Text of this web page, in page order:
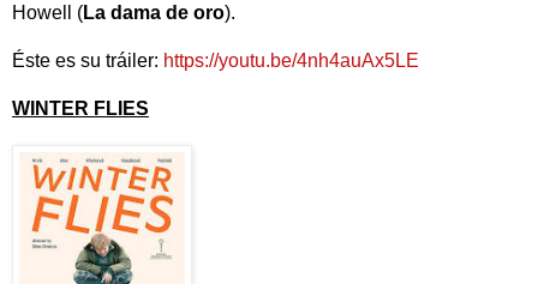
Howell (La dama de oro).
Éste es su tráiler: https://youtu.be/4nh4auAx5LE
WINTER FLIES